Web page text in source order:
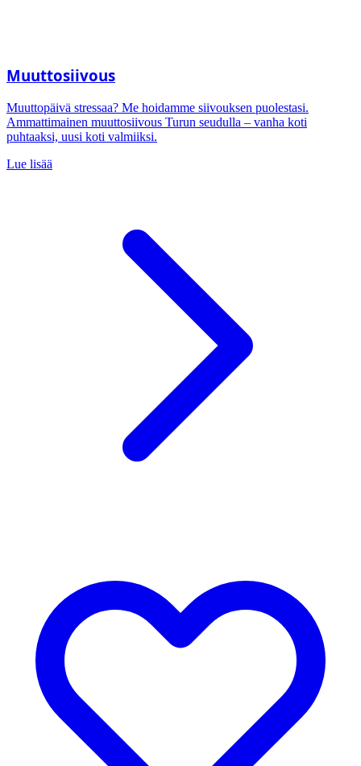
Muuttosiivous
Muuttopäivä stressaa? Me hoidamme siivouksen puolestasi.
Ammattimainen muuttosiivous Turun seudulla – vanha koti
puhtaaksi, uusi koti valmiiksi.
Lue lisää